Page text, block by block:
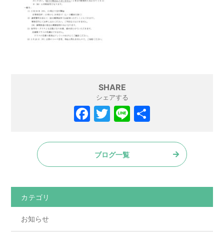
SHARE
シェアする
F
c
e
o
o
k
T
itt
er
Li
e
ブログ一覧
カテゴリ
お知らせ